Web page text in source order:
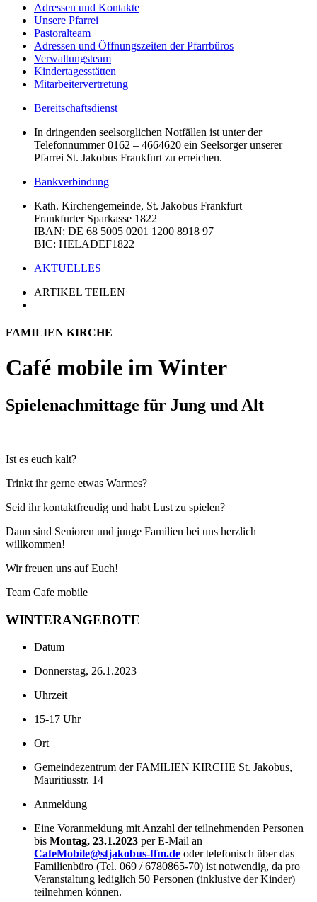
Adressen und Kontakte
Unsere Pfarrei
Pastoralteam
Adressen und Öffnungszeiten der Pfarrbüros
Verwaltungsteam
Kindertagesstätten
Mitarbeitervertretung
Bereitschaftsdienst
In dringenden seelsorglichen Notfällen ist unter der
Telefonnummer 0162 – 4664620 ein Seelsorger unserer
Pfarrei St. Jakobus Frankfurt zu erreichen.
Bankverbindung
Kath. Kirchengemeinde, St. Jakobus Frankfurt
Frankfurter Sparkasse 1822
IBAN: DE 68 5005 0201 1200 8918 97
BIC: HELADEF1822
AKTUELLES
ARTIKEL TEILEN
FAMILIEN KIRCHE
Café mobile im Winter
Spielenachmittage für Jung und Alt
Ist es euch kalt?
Trinkt ihr gerne etwas Warmes?
Seid ihr kontaktfreudig und habt Lust zu spielen?
Dann sind Senioren und junge Familien bei uns herzlich
willkommen!
Wir freuen uns auf Euch!
Team Cafe mobile
WINTERANGEBOTE
Datum
Donnerstag, 26.1.2023
Uhrzeit
15-17 Uhr
Ort
Gemeindezentrum der FAMILIEN KIRCHE St. Jakobus,
Mauritiusstr. 14
Anmeldung
Eine Voranmeldung mit Anzahl der teilnehmenden Personen
bis Montag, 23.1.2023 per E-Mail an
CafeMobile@stjakobus-ffm.de oder telefonisch über das
Familienbüro (Tel. 069 / 6780865-70) ist notwendig, da pro
Veranstaltung lediglich 50 Personen (inklusive der Kinder)
teilnehmen können.